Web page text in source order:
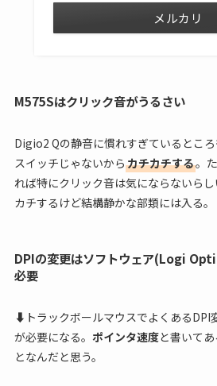
メルカリ
M575Sはクリック音がうるさい
Digio2 Qの静音に慣れすぎているとこ
スイッチじゃないからカチカチする。
れば特にクリック音は気にならないら
カチするけど結構静かな部類には入る。
DPIの変更はソフトウェア(Logi
必要
⬇︎トラックボールマウスでよくあるDPI
が必要になる。 ポインタ速度と書いて
となんだと思う。